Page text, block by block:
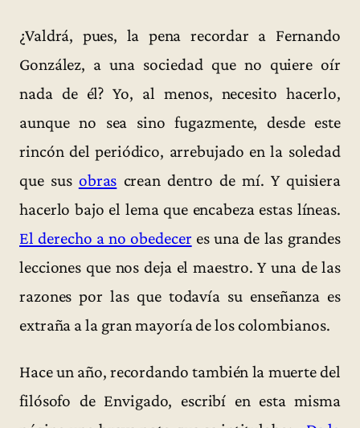
¿Valdrá, pues, la pena recordar a Fernando
González, a una sociedad que no quiere oír
nada de él? Yo, al menos, necesito hacerlo,
aunque no sea sino fugazmente, desde este
rincón del periódico, arrebujado en la soledad
que sus obras crean dentro de mí. Y quisiera
hacerlo bajo el lema que encabeza estas líneas.
El derecho a no obedecer es una de las grandes
lecciones que nos deja el maestro. Y una de las
razones por las que todavía su enseñanza es
extraña a la gran mayoría de los colombianos.
Hace un año, recordando también la muerte del
filósofo de Envigado, escribí en esta misma